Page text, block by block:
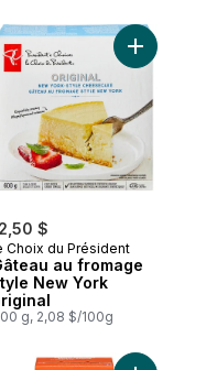
éclater au micro-ondes à
$
Choix du Président
au fromage
New York
g, 2,08 $/100g
Ajouter